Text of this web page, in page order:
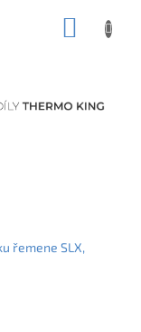
řemene SLX,